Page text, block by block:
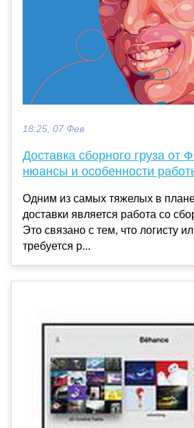
18:25, 07 Фев
Доставка сборного груза от
нюансы и особенности
Одним из самых тяжелых в плане
доставки является работа со
Это связано с тем, что логисту
требуется р...